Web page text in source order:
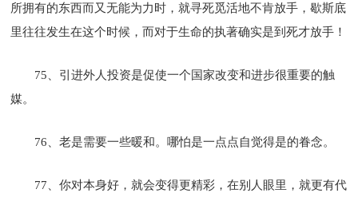
所拥有的东西而又无能为力时，就寻死觅活地不肯放手，歇斯底
里往往发生在这个时候，而对于生命的执著确实是到死才放手！
75、引进外人投资是促使一个国家改变和进步很重要的触
媒。
76、老是需要一些暖和。哪怕是一点点自觉得是的眷念。
77、你对本身好，就会变得更精彩，在别人眼里，就更有代